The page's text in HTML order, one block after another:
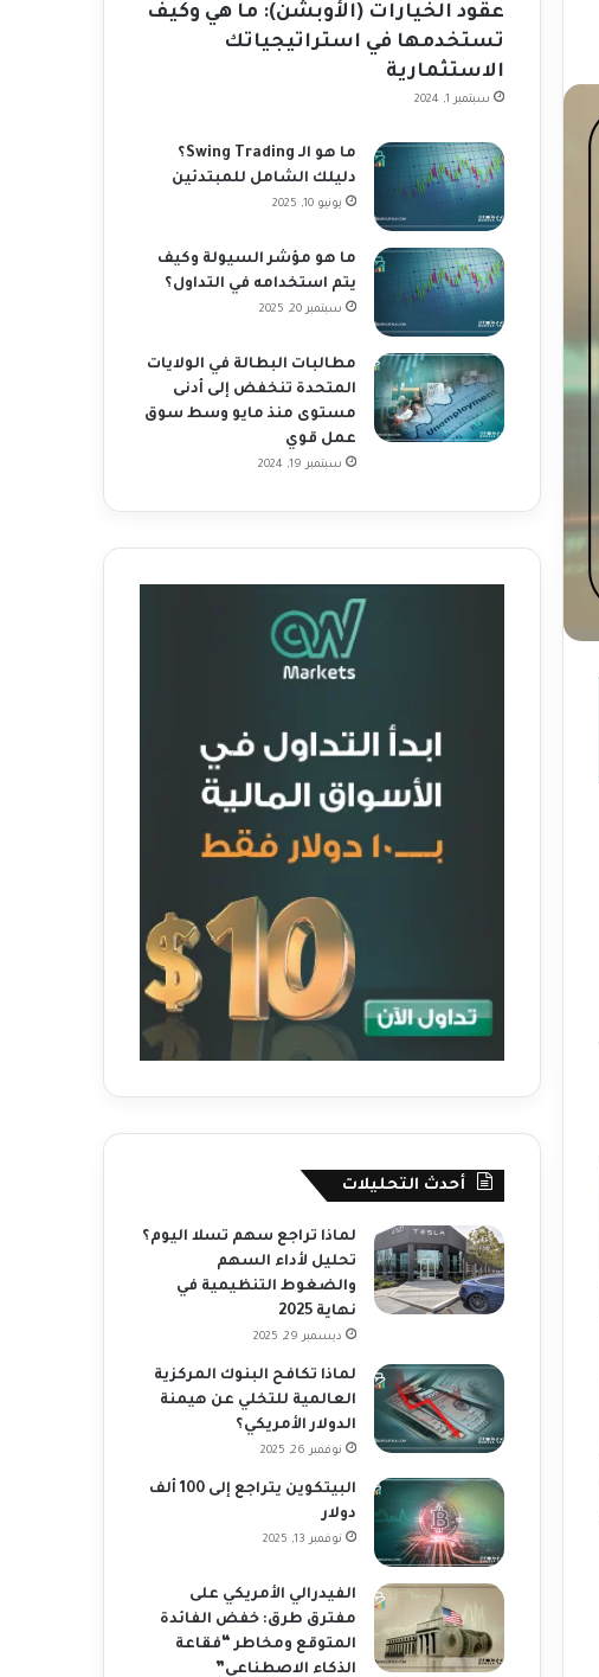
عقود الخيارات (الأوبشن): ما هي وكيف
تستخدمها في استراتيجياتك
الاستثمارية
سبتمبر 1, 2024
ما هو الـ Swing Trading؟
دليلك الشامل للمبتدئين
يونيو 10, 2025
ما هو مؤشر السيولة وكيف
يتم استخدامه في التداول؟
سبتمبر 20, 2025
مطالبات البطالة في الولايات
المتحدة تنخفض إلى أدنى
مستوى منذ مايو وسط سوق
عمل قوي
سبتمبر 19, 2024
أحدث التحليلات
لماذا تراجع سهم تسلا اليوم؟
تحليل لأداء السهم
والضغوط التنظيمية في
نهاية 2025
ديسمبر 29, 2025
لماذا تكافح البنوك المركزية
العالمية للتخلي عن هيمنة
الدولار الأمريكي؟
نوفمبر 26, 2025
البيتكوين يتراجع إلى 100 ألف
دولار
نوفمبر 13, 2025
الفيدرالي الأمريكي على
مفترق طرق: خفض الفائدة
المتوقع ومخاطر “فقاعة
الذكاء الاصطناعي”